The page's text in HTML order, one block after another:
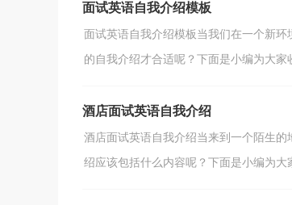
面试英语自我介绍模板
面试英语自我介绍模板当我们在一个新
的自我介绍才合适呢？下面是小编为大家
酒店面试英语自我介绍
酒店面试英语自我介绍当来到一个陌生
绍应该包括什么内容呢？下面是小编为大